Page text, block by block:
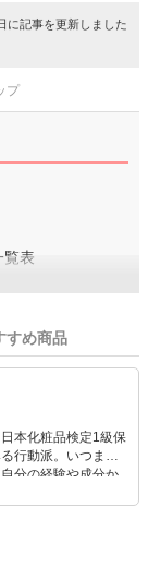
に記事を更新しました
プ
覧表
すめ商品
本化粧品検定1級保
行動派。いつまで
分の経験や成分か